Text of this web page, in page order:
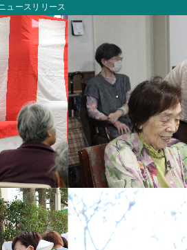
ュースリリース
ヘルスケアシステムの産学連携